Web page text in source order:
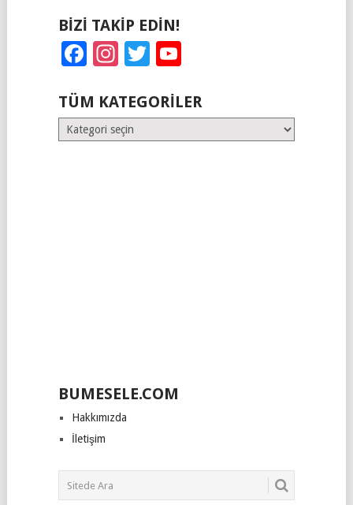
BIZI TAKIP EDIN!
Facebook
Instagram
Twitter
TÜM KATEGORILER
Tüm
Kategoriler
BUMESELE.COM
Hakkımızda
İletişim